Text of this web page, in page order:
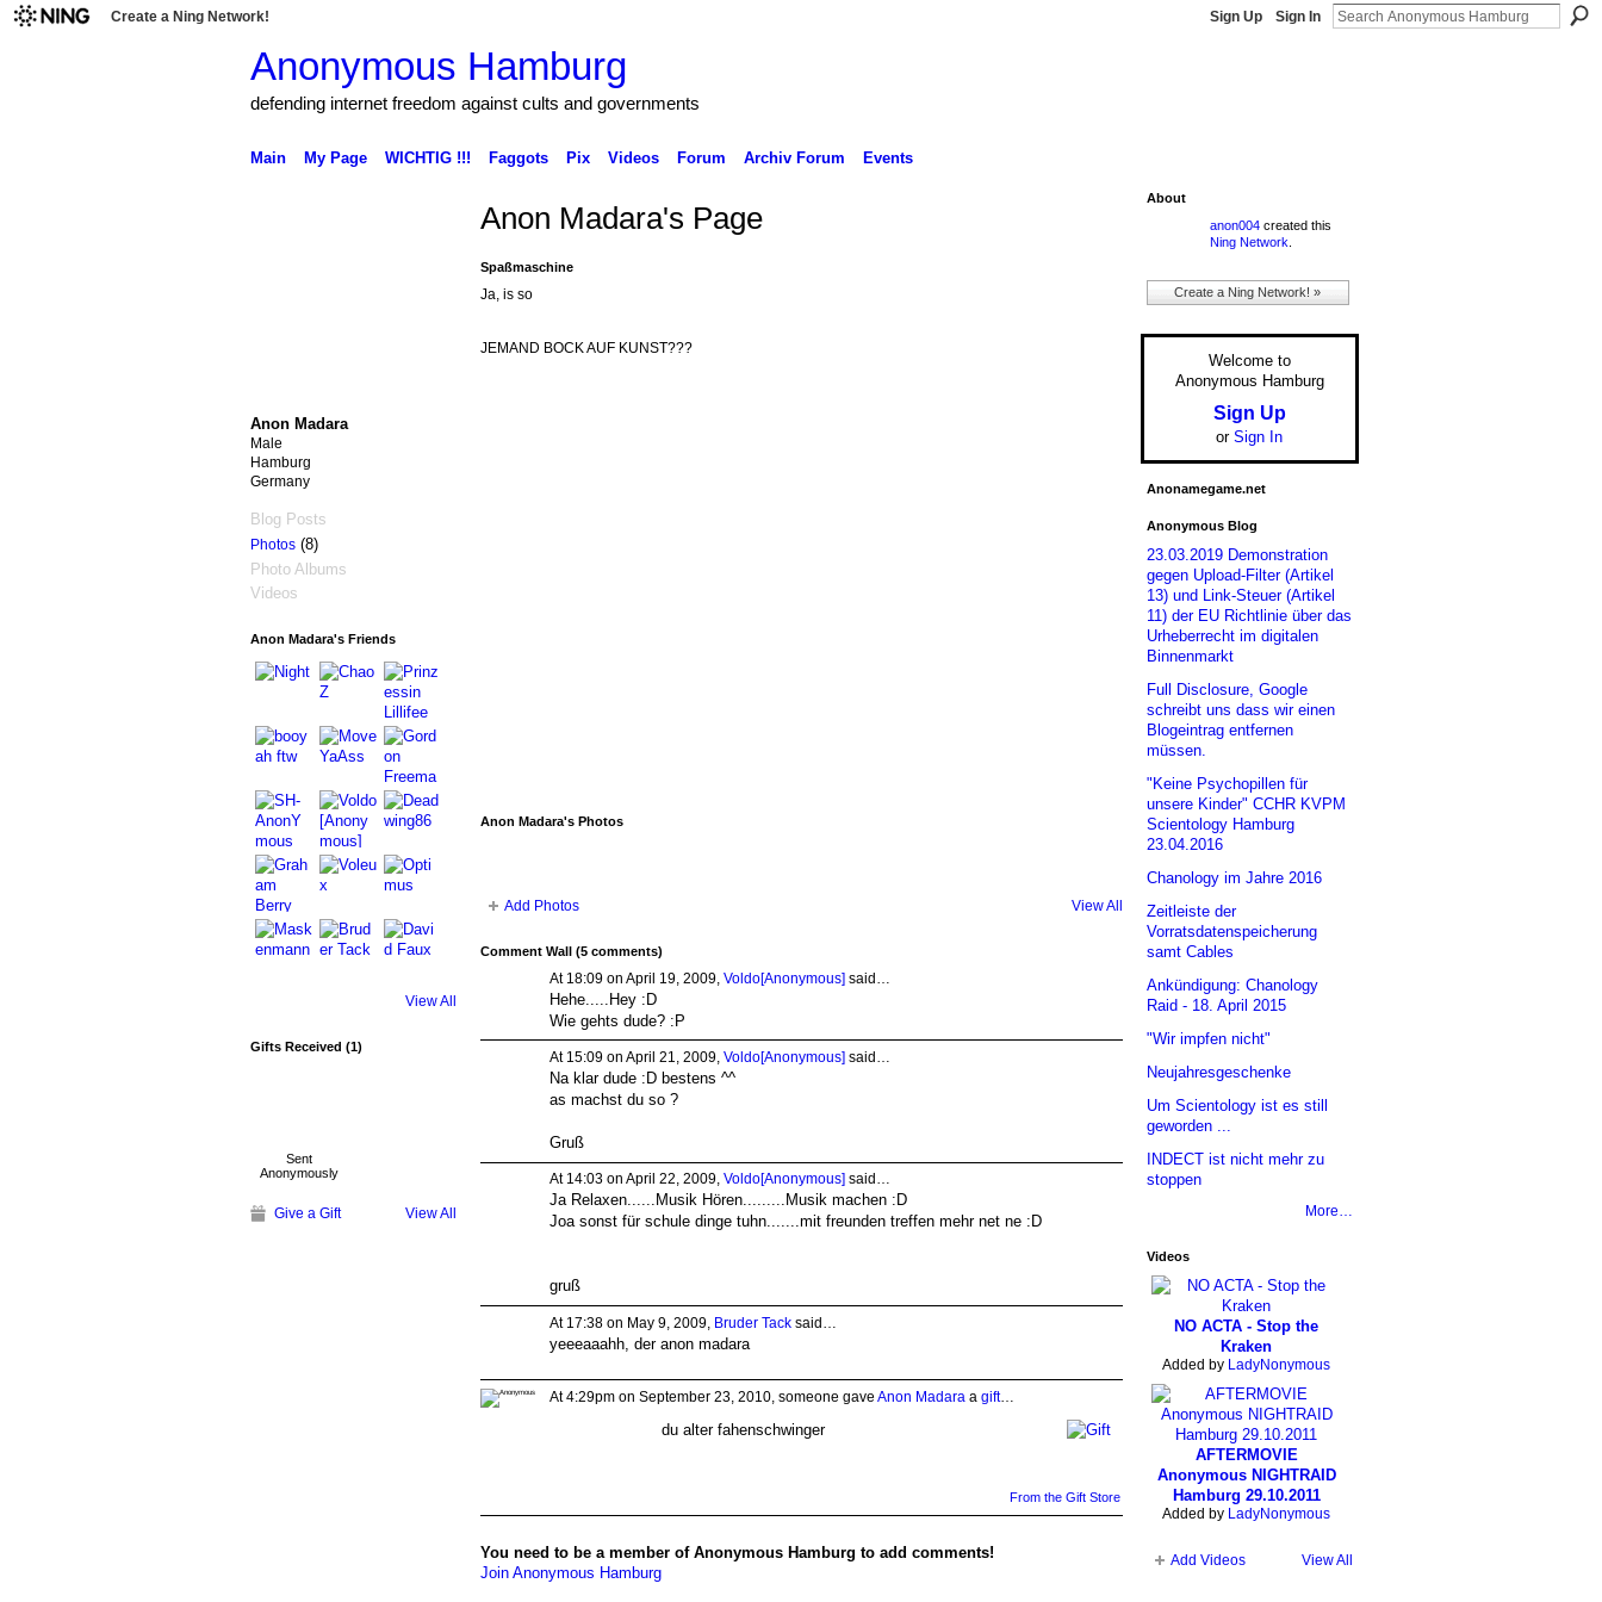
Create a Ning Network! Sign Up Sign In
Anonymous Hamburg
defending internet freedom against cults and governments
Main My Page WICHTIG !!! Faggots Pix Videos Forum Archiv Forum Events
Anon Madara
Male
Hamburg
Germany
Blog Posts
Photos(8)
Photo Albums
Videos
Anon Madara's Friends
View All
Gifts Received (1)
Sent
Anonymously
Give a Gift View All
Anon Madara's Page
Spaßmaschine
Ja, is so
JEMAND BOCK AUF KUNST???
Anon Madara's Photos
Add Photos View All
Comment Wall (5 comments)
At 18:09 on April 19, 2009, Voldo[Anonymous]said…
Hehe.....Hey :D
Wie gehts dude? :P
At 15:09 on April 21, 2009, Voldo[Anonymous] said…
Na klar dude :D bestens ^^
as machst du so ?
Gruß
At 14:03 on April 22, 2009, Voldo[Anonymous] said…
Ja Relaxen......Musik Hören.........Musik machen :D
Joa sonst für schule dinge tuhn.......mit freunden treffen mehr net ne :D
gruß
At 17:38 on May 9, 2009, Bruder Tacksaid…
yeeeaaahh, der anon madara
At 4:29pm on September 23, 2010, someone gave Anon Madara a gift…
du alter fahenschwinger
From the Gift Store
You need to be a member of Anonymous Hamburg to add comments!
Join Anonymous Hamburg
About
anon004created this
Ning Network
Create a Ning Network! »
Welcome to
Anonymous Hamburg
Sign Up
or Sign In
Anonamegame.net
Anonymous Blog
23.03.2019 Demonstration
gegen Upload-Filter (Artikel
13) und Link-Steuer (Artikel
11) der EU Richtlinie über das
Urheberrecht im digitalen
Binnenmarkt
Full Disclosure, Google
schreibt uns dass wir einen
Blogeintrag entfernen
müssen.
"Keine Psychopillen für
unsere Kinder" CCHR KVPM
Scientology Hamburg
23.04.2016
Chanology im Jahre 2016
Zeitleiste der
Vorratsdatenspeicherung
samt Cables
Ankündigung: Chanology
Raid - 18. April 2015
"Wir impfen nicht"
Neujahresgeschenke
Um Scientology ist es still
geworden ...
INDECT ist nicht mehr zu
stoppen
More…
Videos
NO ACTA - Stop the
Kraken
Added by LadyNonymous
AFTERMOVIE
Anonymous NIGHTRAID
Hamburg 29.10.2011
Added by LadyNonymous
Add Videos View All